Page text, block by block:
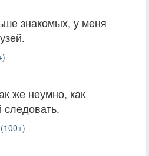
знакомых, у меня
же неумно, как